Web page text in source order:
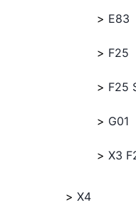
E83
F25
F25
G01
X3
X4